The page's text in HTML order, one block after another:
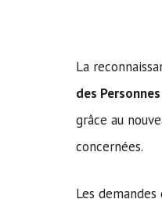
La
des
grâce au
concernées.
Les